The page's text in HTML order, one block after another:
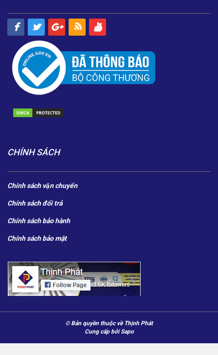
CHÍNH SÁCH
Chính sách vận chuyển
Chính sách đổi trả
Chính sách bảo hành
Chính sách bảo mật
© Bản quyền thuộc về Thịnh Phát
Cung cấp bởiSapo